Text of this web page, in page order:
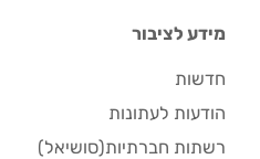
מידע לציבור
חדשות
הודעות לעתונות
רשתות חברתיות(סושיאל)